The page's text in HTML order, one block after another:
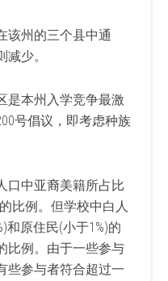
该州的三个县中通
少。
是本州入学竞争最激
号倡议，即考虑种族
口中亚裔美籍所占比
比例。但学校中白人
和原住民(小于1%)的
比例。由于一些参与
些参与者符合超过一